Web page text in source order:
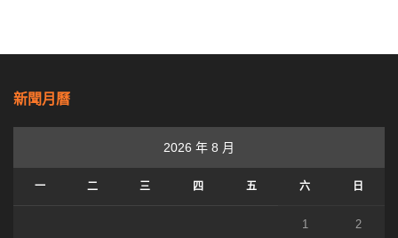
新聞月曆
2026 年 8 月
一 二 三 四 五 六 日
1 2